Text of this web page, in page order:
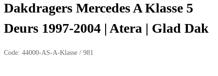
Dakdragers Mercedes A Klasse 5
Deurs 1997-2004 | Atera | Glad Dak
Code: 44000-AS-A-Klasse / 981